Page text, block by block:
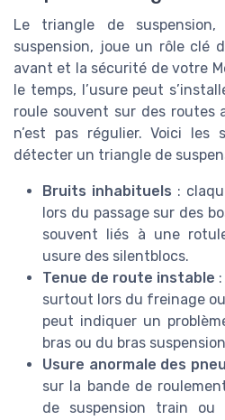
Le triangle de
suspension, joue un rôle clé
avant et la sécurité de votre
le temps, l’usure peut
roule souvent sur des routes
n’est pas régulier. Voici les
détecter un triangle de
Bruits inhabituels :
lors du passage sur des
souvent liés à une
usure des silentblocs.
Tenue de route instable
surtout lors du freinage
peut indiquer un
bras ou du bras
Usure anormale des
sur la bande de
de suspension train ou